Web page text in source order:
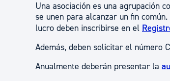
Una asociación es una agrupación
se unen para alcanzar un fin
lucro deben inscribirse en el
Además, deben solicitar el número
Anualmente deberán presentar la